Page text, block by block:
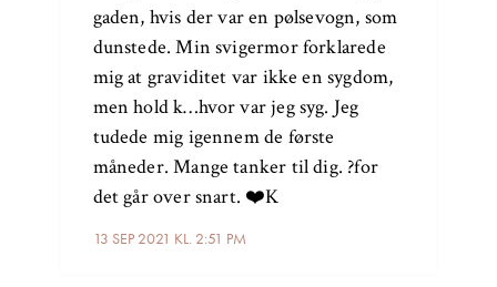
13 SEP 2021 KL. 2:51 PM
gaden, hvis der var en pølsevogn, som
dunstede. Min svigermor forklarede
mig at graviditet var ikke en sygdom,
men hold k…hvor var jeg syg. Jeg
tudede mig igennem de første
måneder. Mange tanker til dig. ?for
det går over snart. ❤️K